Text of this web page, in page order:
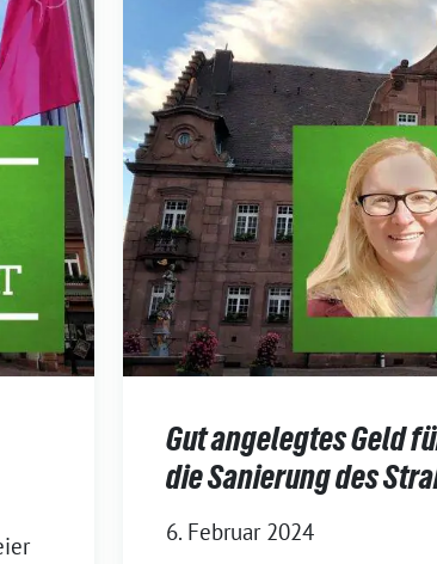
Gut angelegtes Geld
die Sanierung des
6. Februar 2024